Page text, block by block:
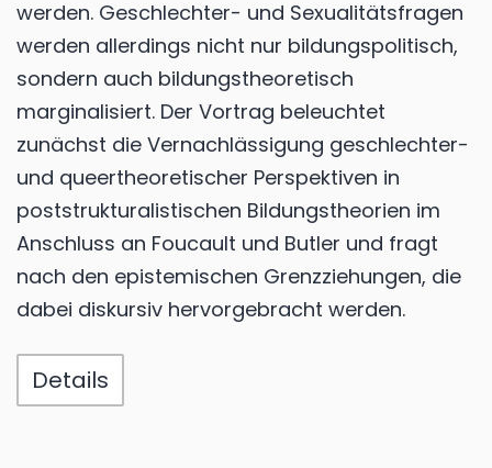
werden. Geschlechter- und Sexualitätsfragen
werden allerdings nicht nur bildungspolitisch,
sondern auch bildungstheoretisch
marginalisiert. Der Vortrag beleuchtet
zunächst die Vernachlässigung geschlechter-
und queertheoretischer Perspektiven in
poststrukturalistischen Bildungstheorien im
Anschluss an Foucault und Butler und fragt
nach den epistemischen Grenzziehungen, die
dabei diskursiv hervorgebracht werden.
Details